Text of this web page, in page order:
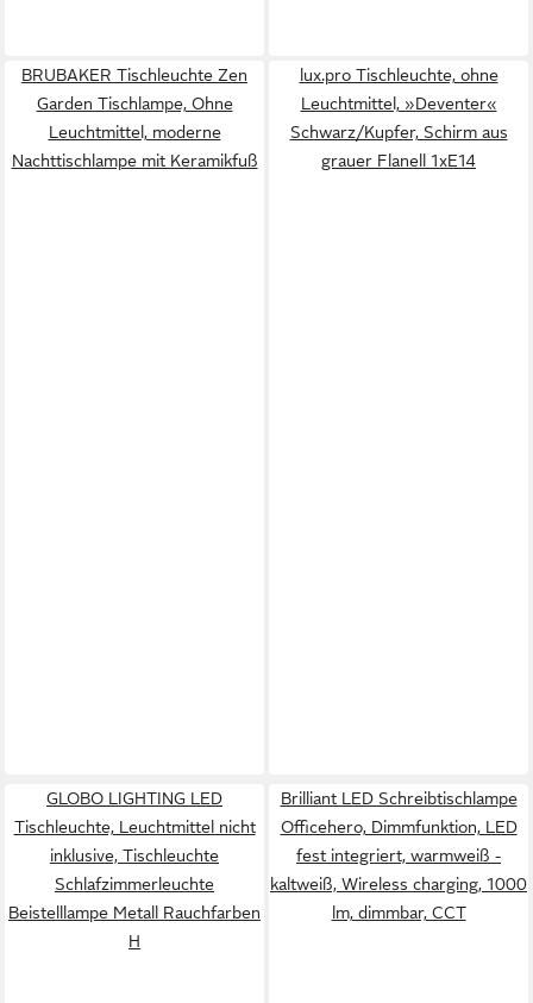
BRUBAKER Tischleuchte Zen
Garden Tischlampe, Ohne
Leuchtmittel, moderne
Nachttischlampe mit Keramikfuß
lux.pro Tischleuchte, ohne
Leuchtmittel, »Deventer«
Schwarz/Kupfer, Schirm aus
grauer Flanell 1xE14
GLOBO LIGHTING LED
Tischleuchte, Leuchtmittel nicht
inklusive, Tischleuchte
Schlafzimmerleuchte
Beistelllampe Metall Rauchfarben
H
Brilliant LED Schreibtischlampe
Officehero, Dimmfunktion, LED
fest integriert, warmweiß -
kaltweiß, Wireless charging, 1000
lm, dimmbar, CCT